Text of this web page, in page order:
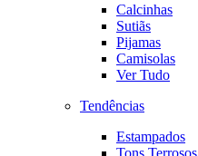
Calcinhas
Sutiãs
Pijamas
Camisolas
Ver Tudo
Tendências
Estampados
Tons Terrosos